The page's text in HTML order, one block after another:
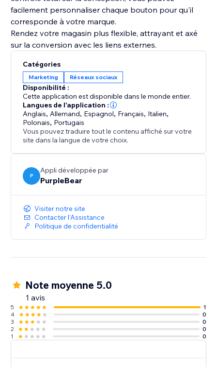
facilement personnaliser chaque bouton pour qu'il
corresponde à votre marque.
Rendez votre magasin plus flexible, attrayant et axé
sur la conversion avec les liens externes.
Catégories
Marketing Réseaux sociaux
Disponibilité :
Cette application est disponible dans le monde entier.
Langues de l'application :
Anglais, Allemand, Espagnol, Français, Italien,
Polonais, Portugais
Vous pouvez traduire tout le contenu affiché sur votre
site dans la langue de votre choix.
P
Appli développée par
PurpleBear
Visiter notre site
Contacter l'Assistance
Politique de confidentialité
Note moyenne 5.0
1 avis
5
1
4
0
3
0
2
0
1
0